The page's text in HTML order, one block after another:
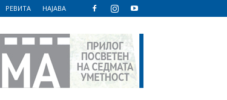
РЕВИТА НАЈАВА